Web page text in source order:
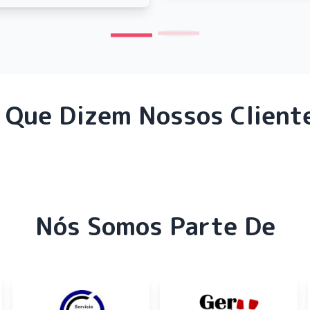
Que Dizem Nossos
Nós Somos Parte De